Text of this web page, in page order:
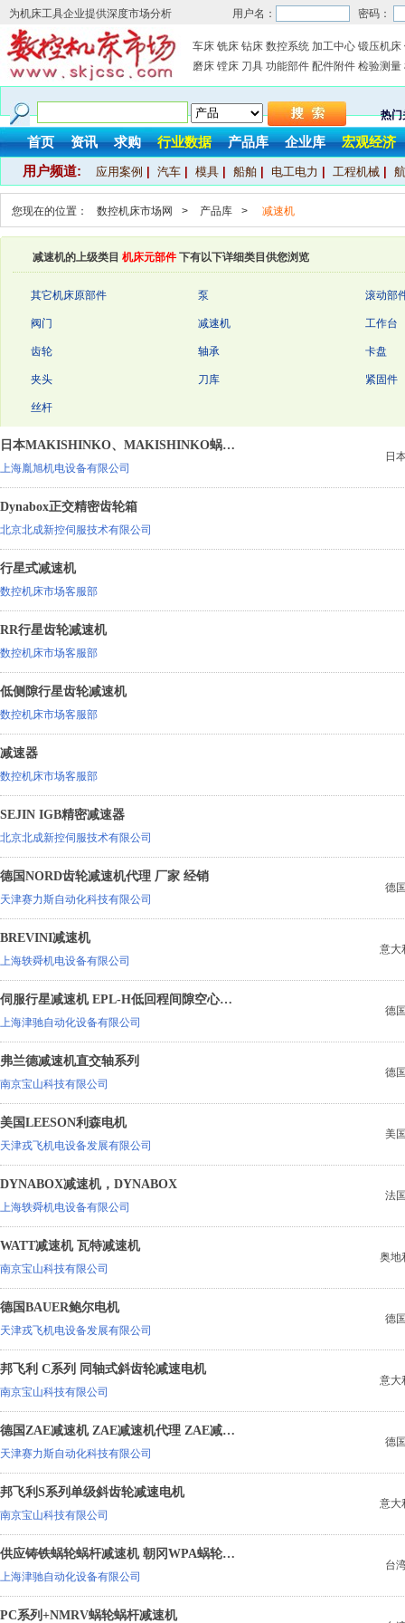
为机床工具企业提供深度市场分析 用户名： 密码：
车床 铣床 钻床 数控系统 加工中心 锻压机床
磨床 镗床 刀具 功能部件 配件附件 检验测量
热门
首页 资讯 求购 行业数据 产品库 企业库 宏观经济
用户频道: 应用案例 汽车 模具 船舶 电工电力 工程机械
您现在的位置： 数控机床市场网 > 产品库 > 减速机
减速机的上级类目 机床元部件 下有以下详细类目供您浏览
其它机床原部件 泵 滚动部
阀门 减速机 工作台
齿轮 轴承 卡盘
夹头 刀库 紧固件
丝杆
日本MAKISHINKO、MAKISHINKO蜗轮减速机
上海胤旭机电设备有限公司
日
Dynabox正交精密齿轮箱
北京北成新控伺服技术有限公司
行星式减速机
数控机床市场客服部
RR行星齿轮减速机
数控机床市场客服部
低侧隙行星齿轮减速机
数控机床市场客服部
减速器
数控机床市场客服部
SEJIN IGB精密减速器
北京北成新控伺服技术有限公司
德国NORD齿轮减速机代理 厂家 经销
天津赛力斯自动化科技有限公司
德
BREVINI减速机
上海轶舜机电设备有限公司
意大
伺服行星减速机 EPL-H低回程间隙空心轴输出行星齿轮减速机，
上海津驰自动化设备有限公司
德
弗兰德减速机直交轴系列
南京宝山科技有限公司
德
美国LEESON利森电机
天津戎飞机电设备发展有限公司
美
DYNABOX减速机，DYNABOX
上海轶舜机电设备有限公司
法
WATT减速机 瓦特减速机
南京宝山科技有限公司
奥地
德国BAUER鲍尔电机
天津戎飞机电设备发展有限公司
德
邦飞利 C系列 同轴式斜齿轮减速电机
南京宝山科技有限公司
意大
德国ZAE减速机 ZAE减速机代理 ZAE减速机厂家 ZAE减速机价格
天津赛力斯自动化科技有限公司
德
邦飞利S系列单级斜齿轮减速电机
南京宝山科技有限公司
意大
供应铸铁蜗轮蜗杆减速机 朝冈WPA蜗轮蜗杆减速机
上海津驰自动化设备有限公司
台
PC系列+NMRV蜗轮蜗杆减速机